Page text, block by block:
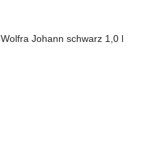
Wolfra Johann schwarz 1,0 l